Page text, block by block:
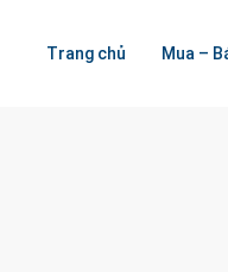
Trang chủ Mua –